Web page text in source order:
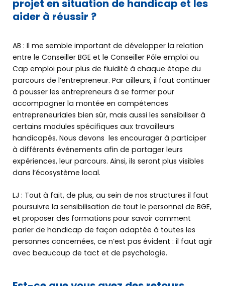
Qui sommes-nous ?
Retrouver
nos solutions
Les témoignages
Le DLA
projet en situation de handicap et les
aider à réussir ?
AB : Il me semble important de développer la relation
entre le Conseiller BGE et le Conseiller Pôle emploi ou
Cap emploi pour plus de fluidité à chaque étape du
parcours de l’entrepreneur. Par ailleurs, il faut continuer
à pousser les entrepreneurs à se former pour
accompagner la montée en compétences
entrepreneuriales bien sûr, mais aussi les sensibiliser à
certains modules spécifiques aux travailleurs
handicapés. Nous devons les encourager à participer
à différents événements afin de partager leurs
expériences, leur parcours. Ainsi, ils seront plus visibles
dans l’écosystème local.
LJ : Tout à fait, de plus, au sein de nos structures il faut
poursuivre la sensibilisation de tout le personnel de BGE,
et proposer des formations pour savoir comment
parler de handicap de façon adaptée à toutes les
personnes concernées, ce n’est pas évident : il faut agir
avec beaucoup de tact et de psychologie.